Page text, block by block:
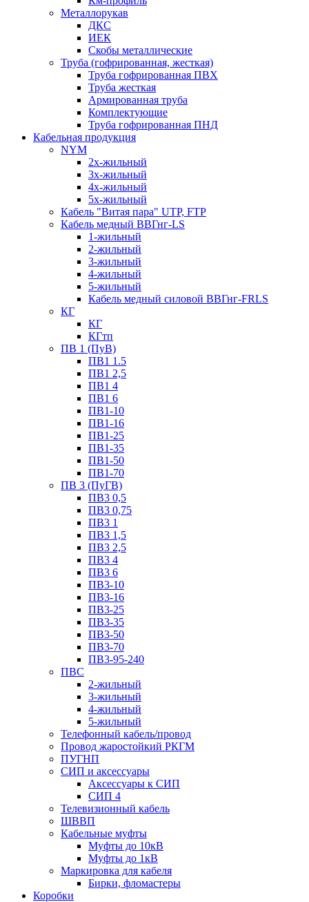
Металлорукав
ДКС
ИЕК
Скобы металлические
Труба (гофрированная, жесткая)
Труба гофрированная ПВХ
Труба жесткая
Армированная труба
Комплектующие
Труба гофрированная ПНД
Кабельная продукция
NYM
2х-жильный
3х-жильный
4х-жильный
5х-жильный
Кабель "Витая пара" UTP, FTP
Кабель медный ВВГнг-LS
1-жильный
2-жильный
3-жильный
4-жильный
5-жильный
Кабель медный силовой ВВГнг-FRLS
КГ
КГ
КГтп
ПВ 1 (ПуВ)
ПВ1 1.5
ПВ1 2,5
ПВ1 4
ПВ1 6
ПВ1-10
ПВ1-16
ПВ1-25
ПВ1-35
ПВ1-50
ПВ1-70
ПВ 3 (ПуГВ)
ПВ3 0,5
ПВ3 0,75
ПВ3 1
ПВ3 1,5
ПВ3 2,5
ПВ3 4
ПВ3 6
ПВ3-10
ПВ3-16
ПВ3-25
ПВ3-35
ПВ3-50
ПВ3-70
ПВ3-95-240
ПВС
2-жильный
3-жильный
4-жильный
5-жильный
Телефонный кабель/провод
Провод жаростойкий РКГМ
ПУГНП
СИП и аксессуары
Аксессуары к СИП
СИП 4
Телевизионный кабель
ШВВП
Кабельные муфты
Муфты до 10кВ
Муфты до 1кВ
Маркировка для кабеля
Бирки, фломастеры
Коробки